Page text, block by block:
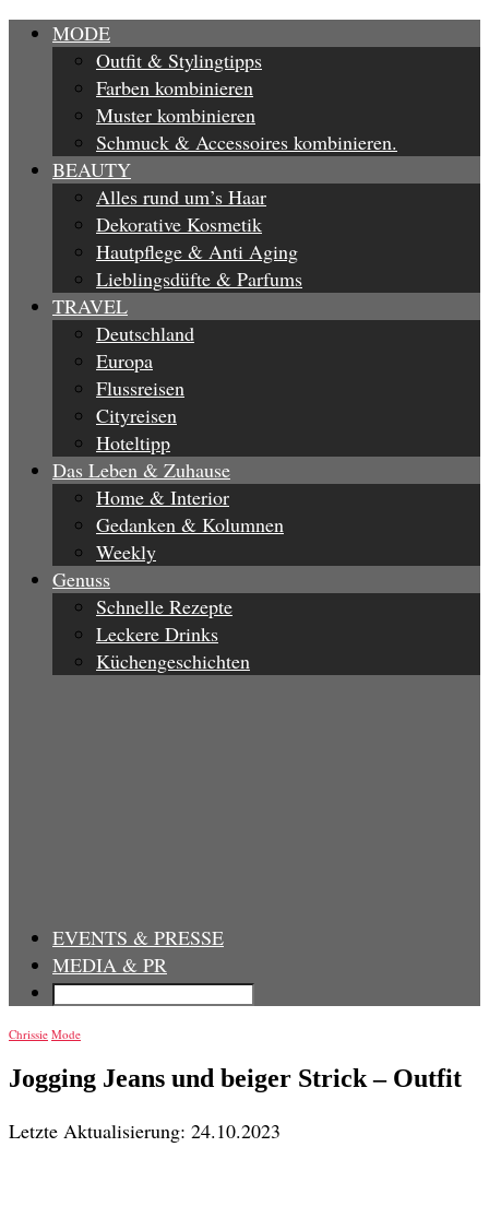
MODE
Outfit & Stylingtipps
Farben kombinieren
Muster kombinieren
Schmuck & Accessoires kombinieren.
BEAUTY
Alles rund um’s Haar
Dekorative Kosmetik
Hautpflege & Anti Aging
Lieblingsdüfte & Parfums
TRAVEL
Deutschland
Europa
Flussreisen
Cityreisen
Hoteltipp
Das Leben & Zuhause
Home & Interior
Gedanken & Kolumnen
Weekly
Genuss
Schnelle Rezepte
Leckere Drinks
Küchengeschichten
EVENTS & PRESSE
MEDIA & PR
Chrissie Mode
Jogging Jeans und beiger Strick – Outfit
Letzte Aktualisierung: 24.10.2023